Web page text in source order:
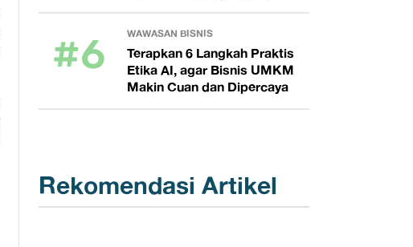
#6 WAWASAN BISNIS
Terapkan 6 Langkah Praktis
Etika AI, agar Bisnis UMKM
Makin Cuan dan Dipercaya
Rekomendasi Artikel